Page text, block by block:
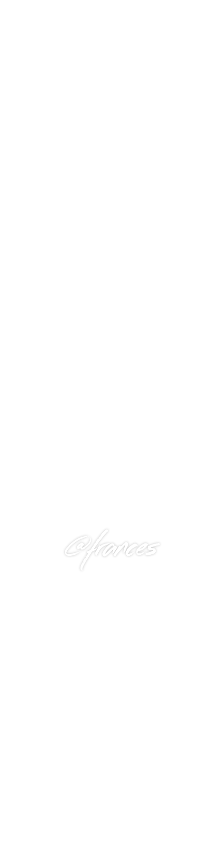
@frances